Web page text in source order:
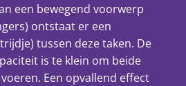
een bewegend voorwerp
ontstaat er een
tussen deze taken. De
is te klein om beide
Een opvallend effect